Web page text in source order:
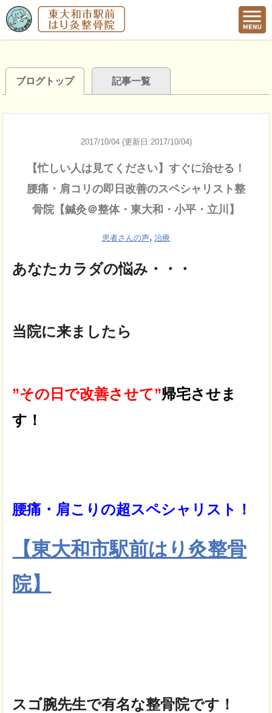
ブログトップ 記事一覧
2017/10/04 (更新日:2017/10/04)
【忙しい人は見てください】すぐに治せる！
腰痛・肩コリの即日改善のスペシャリスト整
骨院【鍼灸＠整体・東大和・小平・立川】
患者さんの声, 治療
あなたカラダの悩み・・・
当院に来ましたら
”その日で改善させて”帰宅させま
す！
腰痛・肩こりの超スペシャリスト！
【東大和市駅前はり灸整骨
院】
スゴ腕先生で有名な整骨院です！